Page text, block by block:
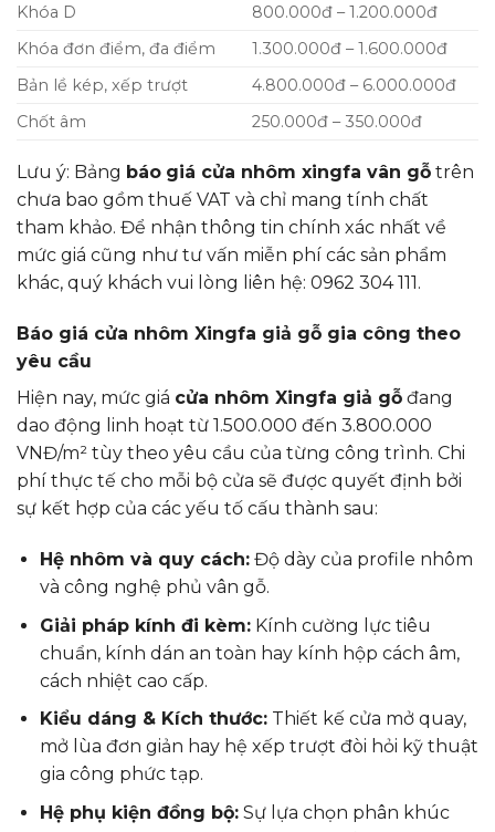
Khóa D
800.000đ – 1.200.000đ
Khóa đơn điểm, đa điểm
1.300.000đ – 1.600.000đ
Bản lề kép, xếp trượt
4.800.000đ – 6.000.000đ
Chốt âm
250.000đ – 350.000đ
Lưu ý: Bảng báo giá cửa nhôm xingfa vân gỗ trên
chưa bao gồm thuế VAT và chỉ mang tính chất
tham khảo. Để nhận thông tin chính xác nhất về
mức giá cũng như tư vấn miễn phí các sản phẩm
khác, quý khách vui lòng liên hệ: 0962 304 111.
Báo giá cửa nhôm Xingfa giả gỗ gia công theo
yêu cầu
Hiện nay, mức giá cửa nhôm Xingfa giả gỗ đang
dao động linh hoạt từ 1.500.000 đến 3.800.000
VNĐ/m² tùy theo yêu cầu của từng công trình. Chi
phí thực tế cho mỗi bộ cửa sẽ được quyết định bởi
sự kết hợp của các yếu tố cấu thành sau:
Hệ nhôm và quy cách:Độ dày của profile nhôm
và công nghệ phủ vân gỗ.
Giải pháp kính đi kèm:Kính cường lực tiêu
chuẩn, kính dán an toàn hay kính hộp cách âm,
cách nhiệt cao cấp.
Kiểu dáng & Kích thước:Thiết kế cửa mở quay,
mở lùa đơn giản hay hệ xếp trượt đòi hỏi kỹ thuật
gia công phức tạp.
Hệ phụ kiện đồng bộ:Sự lựa chọn phân khúc